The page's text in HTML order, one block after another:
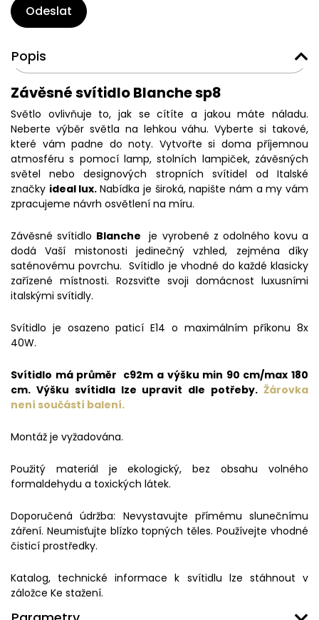
Odeslat
Popis
Závěsné svítidlo Blanche sp8
Světlo ovlivňuje to, jak se cítíte a jakou máte náladu.
Neberte výběr světla na lehkou váhu. Vyberte si takové,
které vám padne do noty. Vytvořte si doma příjemnou
atmosféru s pomocí lamp, stolních lampiček, závěsných
světel nebo designových stropních svítidel od Italské
značky ideal lux.Nabídka je široká, napište nám a my vám
zpracujeme návrh osvětlení na míru.
Závěsné svítidlo Blanche je vyrobené z odolného kovu a
dodá Vaší mistonosti jedinečný vzhled, zejména díky
saténovému povrchu. Svítidlo je vhodné do každé klasicky
zařízené místnosti. Rozsviťte svoji domácnost luxusními
italskými svítidly.
Svítidlo je osazeno paticí E14 o maximálním příkonu 8x
40W.
Svítidlo má průměr c92m a výšku min 90 cm/max 180
cm. Výšku svítidla lze upravit dle potřeby. Žárovka
není součástí balení.
Montáž je vyžadována.
Použitý materiál je ekologický, bez obsahu volného
formaldehydu a toxických látek.
Doporučená údržba: Nevystavujte přímému slunečnímu
záření. Neumisťujte blízko topných těles. Používejte vhodné
čisticí prostředky.
Katalog, technické informace k svítidlu lze stáhnout v
záložce Ke stažení.